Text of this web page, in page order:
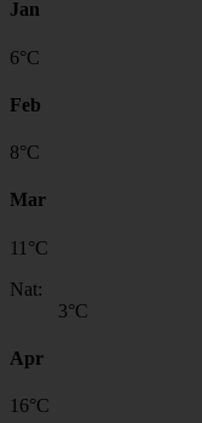
Jan
6°C
Feb
8°C
Mar
11 °C
Nat:
3°C
Apr
16°C